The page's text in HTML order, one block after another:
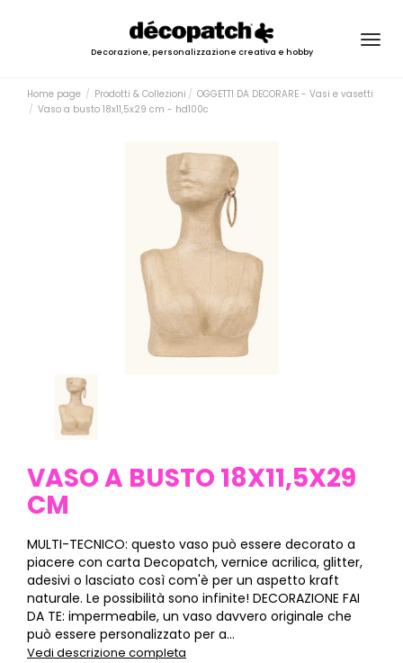
Decorazione, personalizzazione creativa e hobby
Home page Prodotti & Collezioni
OGGETTI DA DECORARE - Vasi e vasetti
Vaso a busto 18x11,5x29 cm - hd100c
VASO A BUSTO 18X11,5X29
CM
MULTI-TECNICO: questo vaso può essere decorato a
piacere con carta Decopatch, vernice acrilica, glitter,
adesivi o lasciato così com'è per un aspetto kraft
naturale. Le possibilità sono infinite! DECORAZIONE FAI
DA TE: impermeabile, un vaso davvero originale che
può essere personalizzato per a...
Vedi descrizione completa